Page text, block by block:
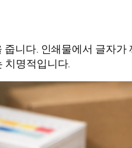
니다. 인쇄물에서 글자
치명적입니다.